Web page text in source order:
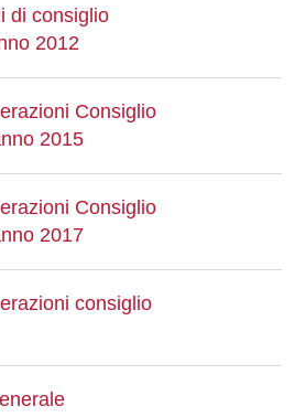
di consiglio
2012
Consiglio
2015
Consiglio
2017
consiglio